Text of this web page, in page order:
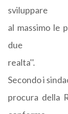
sviluppare
al massimo le
due
realta''.
Secondo i
procura della